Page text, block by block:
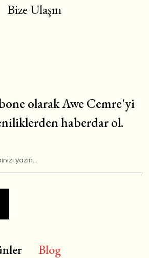
Bize Ulaşın
olarak Awe Cemre'yi
haberdar ol.
Blog